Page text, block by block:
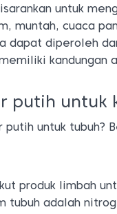
untuk
muntah, cuaca
dapat diperoleh
kandungan
putih untuk
untuk tubuh?
produk limbah
tubuh adalah